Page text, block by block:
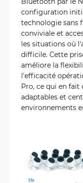
configuration
technologie sans
conviviale et
les situations où
difficile. Cette
améliore la
l'efficacité
Pro, ce qui en
adaptables et
environnements